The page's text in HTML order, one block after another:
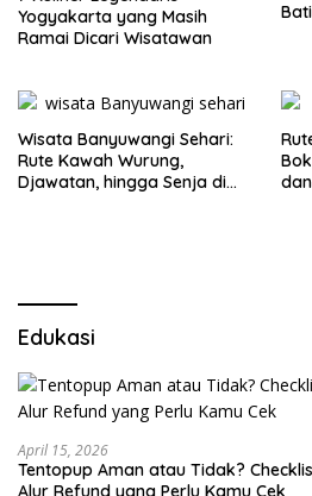
Yogyakarta yang Masih
Ramai Dicari Wisatawan
Wisata Banyuwangi Sehari:
Rute Kawah Wurung,
Djawatan, hingga Senja di
Edukasi
April 15, 2026
Tentopup Aman atau Tidak?
Alur Refund yang Perlu Kamu Cek